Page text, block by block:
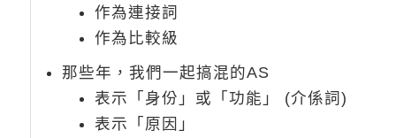
作為連接詞
作為比較級
那些年，我們一起搞混的AS
表示「身份」或「功能」 (介係詞)
表示「原因」